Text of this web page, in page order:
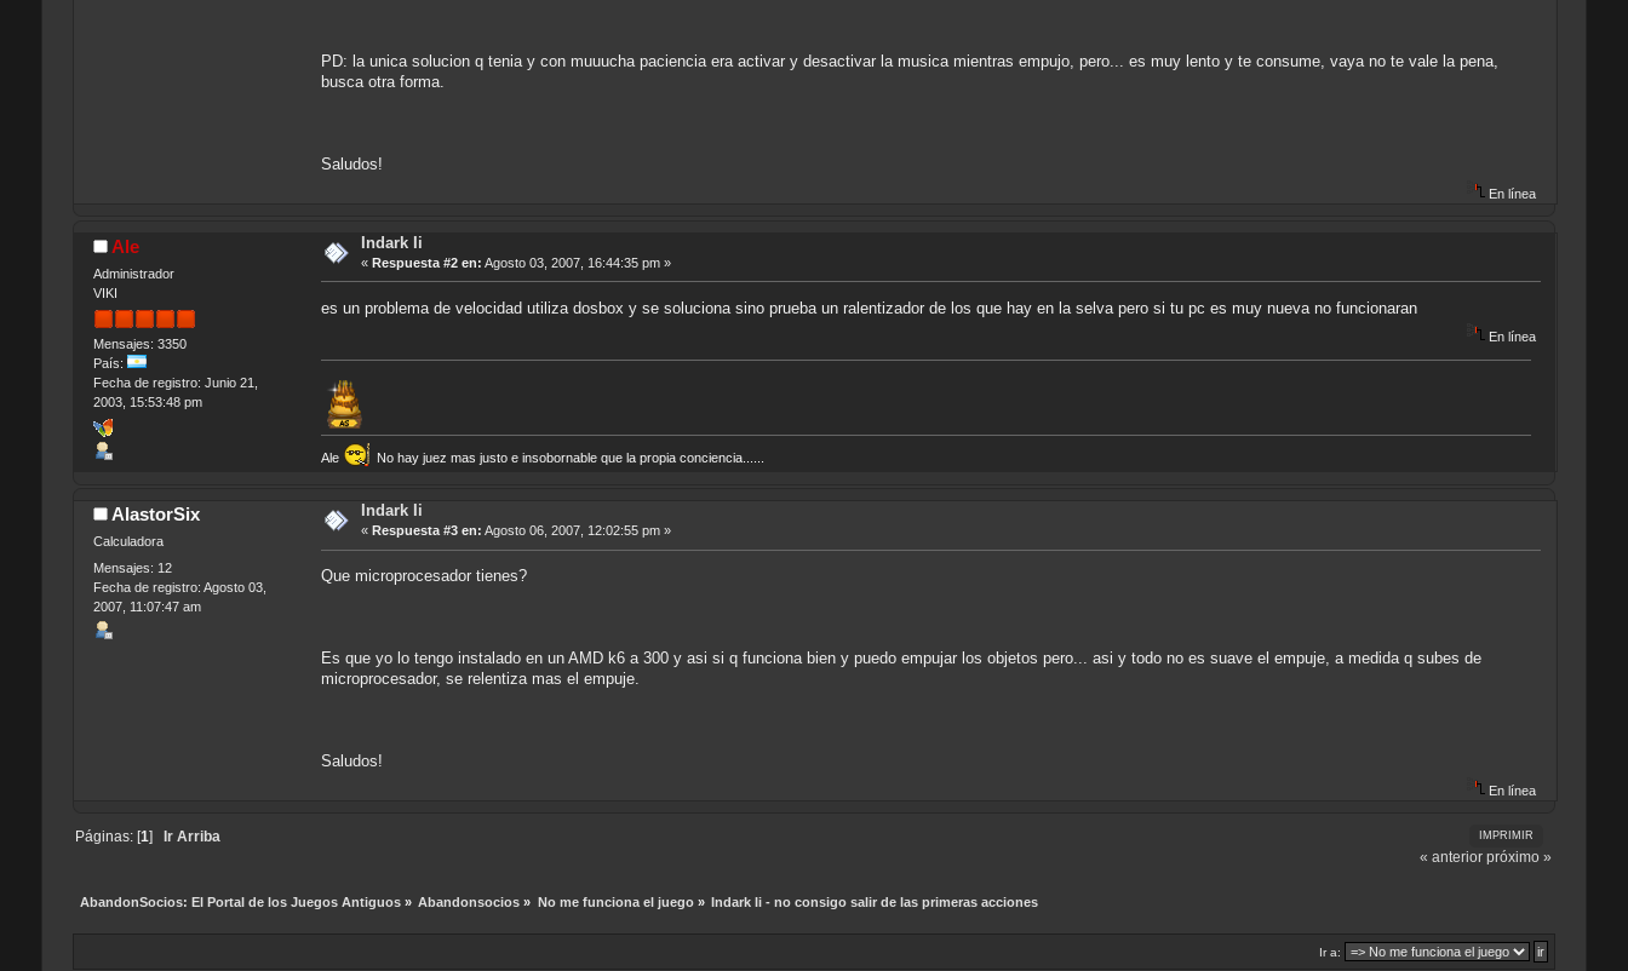
PD: la unica solucion q tenia y con muuucha paciencia era activar y desactivar la musica mientras empujo, pero... es muy lento y te consume, vaya no te vale la pena,
busca otra forma.
Saludos!
En línea
Ale
Administrador
VIKI
Mensajes: 3350
País:
Fecha de registro: Junio 21,
2003, 15:53:48 pm
Indark Ii
« Respuesta #2 en: Agosto 03, 2007, 16:44:35 pm »
es un problema de velocidad utiliza dosbox y se soluciona sino prueba un ralentizador de los que hay en la selva pero si tu pc es muy nueva no funcionaran
En línea
Ale No hay juez mas justo e insobornable que la propia conciencia......
AlastorSix
Calculadora
Mensajes: 12
Fecha de registro: Agosto 03,
2007, 11:07:47 am
Indark Ii
« Respuesta #3 en: Agosto 06, 2007, 12:02:55 pm »
Que microprocesador tienes?
Es que yo lo tengo instalado en un AMD k6 a 300 y asi si q funciona bien y puedo empujar los objetos pero... asi y todo no es suave el empuje, a medida q subes de
microprocesador, se relentiza mas el empuje.
Saludos!
En línea
IMPRIMIR
Páginas: [1]
Ir Arriba
« anterior próximo »
AbandonSocios: El Portal de los Juegos Antiguos» Abandonsocios » No me funciona el juego» Indark Ii - no consigo salir de las primeras acciones
Ir a: